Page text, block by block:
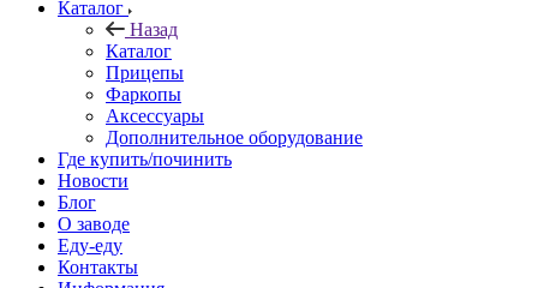
Каталог
Назад
Каталог
Прицепы
Фаркопы
Аксессуары
Дополнительное оборудование
Где купить/починить
Новости
Блог
О заводе
Еду-еду
Контакты